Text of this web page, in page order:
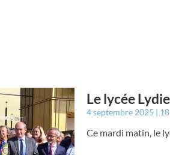
Le lycée
4 septembre 2025
Ce mardi matin, le